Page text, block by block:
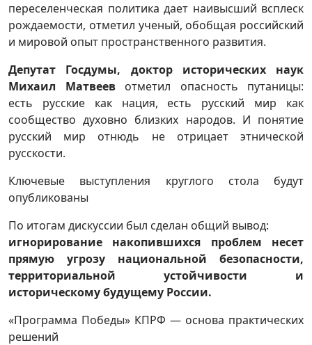
переселенческая политика дает наивысший всплеск
рождаемости, отметил ученый, обобщая российский
и мировой опыт пространственного развития.
Депутат Госдумы, доктор исторических наук
Михаил Матвеевотметил опасность путаницы:
есть русские как нация, есть русский мир как
сообщество духовно близких народов. И понятие
русский мир отнюдь не отрицает этнической
русскости.
Ключевые выступления круглого стола будут
опубликованы
По итогам дискуссии был сделан общий вывод:
игнорирование накопившихся проблем несет
прямую угрозу национальной безопасности,
территориальной устойчивости и
историческому будущему России.
«Программа Победы» КПРФ — основа практических
решений